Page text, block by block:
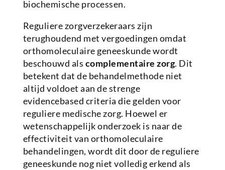
biochemische processen.
Reguliere zorgverzekeraars zijn
terughoudend met vergoedingen omdat
orthomoleculaire geneeskunde wordt
beschouwd als complementaire zorg. Dit
betekent dat de behandelmethode niet
altijd voldoet aan de strenge
evidencebased criteria die gelden voor
reguliere medische zorg. Hoewel er
wetenschappelijk onderzoek is naar de
effectiviteit van orthomoleculaire
behandelingen, wordt dit door de reguliere
geneeskunde nog niet volledig erkend als